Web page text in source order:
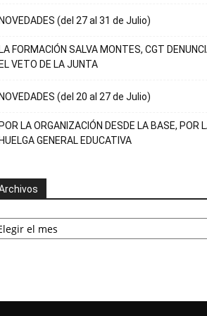
(del 27 al 31 de Julio)
FORMACIÓN SALVA MONTES, CGT
VETO DE LA JUNTA
(del 20 al 27 de Julio)
LA ORGANIZACIÓN DESDE LA BASE, POR
GENERAL EDUCATIVA